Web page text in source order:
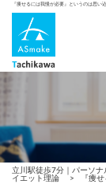
『痩せるには我慢が必要』というのは思い
立川駅徒歩7分｜パーソナ
イエット理論
> 『痩